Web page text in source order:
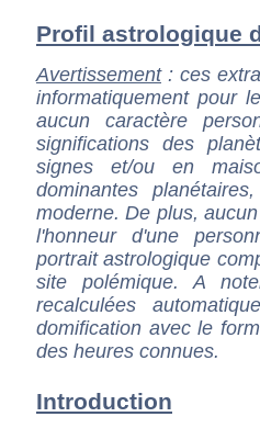
Profil astrologique
Avertissement: ces
informatiquement pour
aucun caractère
significations des
signes et/ou en
dominantes
moderne. De plus,
l'honneur d'une
portrait astrologique
site polémique. A
recalculées
domification avec le
des heures connues.
Introduction